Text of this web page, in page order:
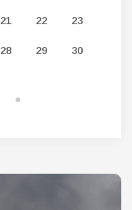
21 22 23
28 29 30